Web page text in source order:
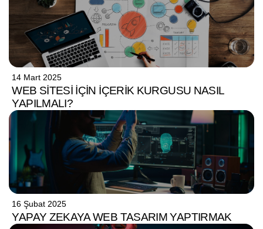
14 Mart 2025
WEB SITESI İÇIN İÇERIK KURGUSU NASIL
YAPILMALI?
16 Şubat 2025
YAPAY ZEKAYA WEB TASARIM YAPTIRMAK